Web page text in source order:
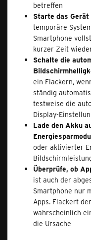
betreffen
Starte das Gerät
temporäre
Smartphone
kurzer Zeit
Schalte die
ein Flackern,
ständig
testweise die
Display-
Lade den Akku
oder aktivierter
Überprüfe, ob
ist auch der
Smartphone nur
Apps. Flackert
wahrscheinlich
die Ursache